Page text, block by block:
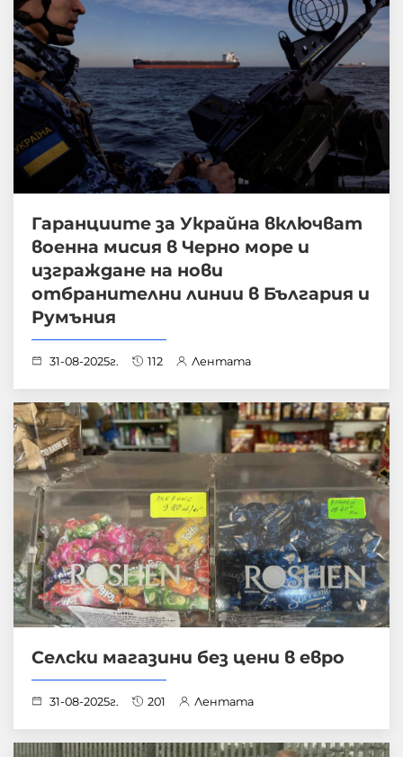
Гаранциите за Украйна включват
военна мисия в Черно море и
изграждане на нови
отбранителни линии в България и
Румъния
31-08-2025г. 112 Лентата
Селски магазини без цени в евро
31-08-2025г. 201 Лентата